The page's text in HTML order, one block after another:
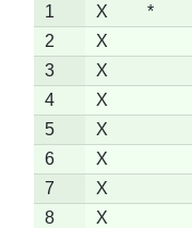
1 X *
2
X
3
X
4
X
5
X
6
X
7
X
8
X